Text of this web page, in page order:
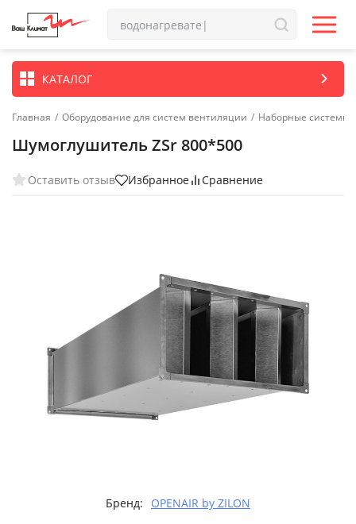
КАТАЛОГ
Главная / Оборудование для систем вентиляции / Наборные системы
Шумоглушитель ZSr 800*500
Оставить отзыв Избранное Сравнение
Бренд: OPENAIR by ZILON